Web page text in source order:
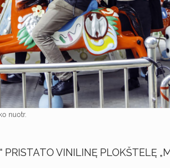
nuotr.
PRISTATO VINILINĘ PLOKŠTELĘ